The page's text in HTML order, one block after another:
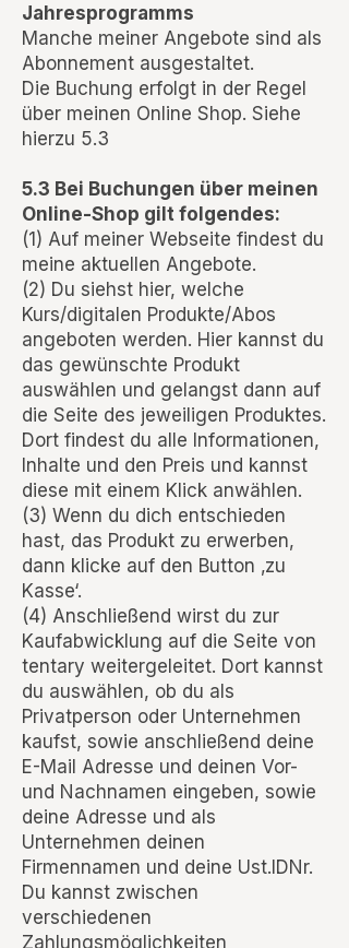
Jahresprogramms
Manche meiner Angebote sind als
Abonnement ausgestaltet.
Die Buchung erfolgt in der Regel
über meinen Online Shop. Siehe
hierzu 5.3
5.3 Bei Buchungen über meinen
Online-Shop gilt folgendes:
(1) Auf meiner Webseite findest du
meine aktuellen Angebote.
(2) Du siehst hier, welche
Kurs/digitalen Produkte/Abos
angeboten werden. Hier kannst du
das gewünschte Produkt
auswählen und gelangst dann auf
die Seite des jeweiligen Produktes.
Dort findest du alle Informationen,
Inhalte und den Preis und kannst
diese mit einem Klick anwählen.
(3) Wenn du dich entschieden
hast, das Produkt zu erwerben,
dann klicke auf den Button ‚zu
Kasse‘.
(4) Anschließend wirst du zur
Kaufabwicklung auf die Seite von
tentary weitergeleitet. Dort kannst
du auswählen, ob du als
Privatperson oder Unternehmen
kaufst, sowie anschließend deine
E-Mail Adresse und deinen Vor-
und Nachnamen eingeben, sowie
deine Adresse und als
Unternehmen deinen
Firmennamen und deine Ust.IDNr.
Du kannst zwischen
verschiedenen
Zahlungsmöglichkeiten